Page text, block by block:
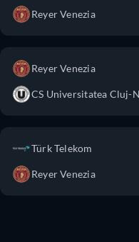
Reyer Venezia
Reyer Venezia
CS Universitatea Cluj-
Türk Telekom
Reyer Venezia